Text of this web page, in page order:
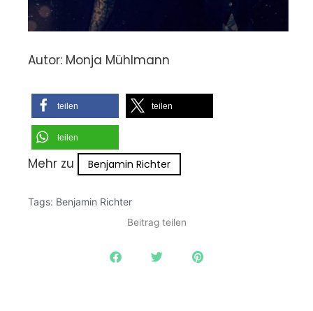
Autor: Monja Mühlmann
teilen teilen
teilen
Mehr zu Benjamin Richter
Tags: Benjamin Richter
Beitrag teilen